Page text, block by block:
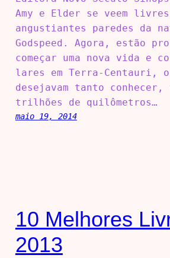
Amy e Elder se veem
angustiantes paredes da
Godspeed. Agora, estão
começar uma nova vida e
lares em Terra-Centauri,
desejavam tanto conhecer,
trilhões de quilômetros…
maio 19, 2014
10 Melhores
2013